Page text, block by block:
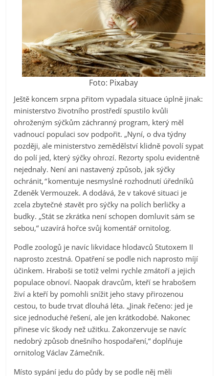
Foto: Pixabay
Ještě koncem srpna přitom vypadala situace úplně jinak:
ministerstvo životního prostředí spustilo kvůli
ohroženým sýčkům záchranný program, který měl
vadnoucí populaci sov podpořit. „Nyní, o dva týdny
později, ale ministerstvo zemědělství klidně povolí sypat
do polí jed, který sýčky ohrozí. Rezorty spolu evidentně
nejednaly. Není ani nastavený způsob, jak sýčky
ochránit,“komentuje nesmyslné rozhodnutí úředníků
Zdeněk Vermouzek. A dodává, že v takové situaci je
zcela zbytečné stavět pro sýčky na polích berličky a
budky. „Stát se zkrátka není schopen domluvit sám se
sebou,“ uzavírá hořce svůj komentář ornitolog.
Podle zoologů je navíc likvidace hlodavců Stutoxem II
naprosto zcestná. Opatření se podle nich naprosto míjí
účinkem. Hraboši se totiž velmi rychle zmátoří a jejich
populace obnoví. Naopak dravcům, kteří se hrabošem
živí a kteří by pomohli snížit jeho stavy přirozenou
cestou, to bude trvat dlouhá léta. „Jinak řečeno: jed je
sice jednoduché řešení, ale jen krátkodobé. Nakonec
přinese víc škody než užitku. Zakonzervuje se navíc
nedobrý způsob dnešního hospodaření,“ doplňuje
ornitolog Václav Zámečník.
Místo sypání jedu do půdy by se podle něj měli